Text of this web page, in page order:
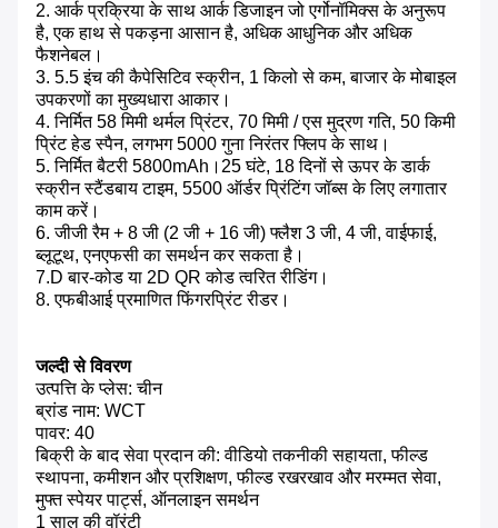
2. आर्क प्रक्रिया के साथ आर्क डिजाइन जो एर्गोनॉमिक्स के अनुरूप
है, एक हाथ से पकड़ना आसान है, अधिक आधुनिक और अधिक
फैशनेबल।
3. 5.5 इंच की कैपेसिटिव स्क्रीन, 1 किलो से कम, बाजार के मोबाइल
उपकरणों का मुख्यधारा आकार।
4. निर्मित 58 मिमी थर्मल प्रिंटर, 70 मिमी / एस मुद्रण गति, 50 किमी
प्रिंट हेड स्पैन, लगभग 5000 गुना निरंतर फ्लिप के साथ।
5. निर्मित बैटरी 5800mAh।25 घंटे, 18 दिनों से ऊपर के डार्क
स्क्रीन स्टैंडबाय टाइम, 5500 ऑर्डर प्रिंटिंग जॉब्स के लिए लगातार
काम करें।
6. जीजी रैम + 8 जी (2 जी + 16 जी) फ्लैश 3 जी, 4 जी, वाईफाई,
ब्लूटूथ, एनएफसी का समर्थन कर सकता है।
7.D बार-कोड या 2D QR कोड त्वरित रीडिंग।
8. एफबीआई प्रमाणित फिंगरप्रिंट रीडर।
जल्दी से विवरण
उत्पत्ति के प्लेस: चीन
ब्रांड नाम: WCT
पावर: 40
बिक्री के बाद सेवा प्रदान की: वीडियो तकनीकी सहायता, फील्ड
स्थापना, कमीशन और प्रशिक्षण, फील्ड रखरखाव और मरम्मत सेवा,
मुफ्त स्पेयर पार्ट्स, ऑनलाइन समर्थन
1 साल की वॉरंटी